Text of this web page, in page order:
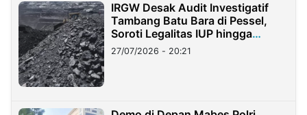
IRGW Desak Audit Investigatif
Tambang Batu Bara di Pessel,
Soroti Legalitas IUP hingga
Stockpile
27/07/2026 - 20:21